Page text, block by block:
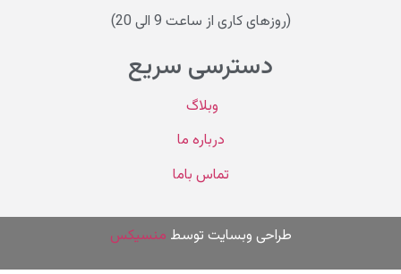
(روزهای کاری از ساعت 9 الی 20)
دسترسی سریع
وبلاگ
درباره ما
تماس باما
طراحی وبسایت توسط منسیکس